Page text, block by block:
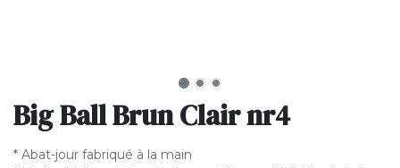
Big Ball Brun Clair nr4
* Abat-jour fabriqué à la main